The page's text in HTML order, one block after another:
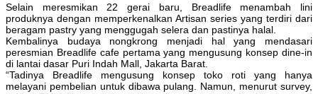
Selain meresmikan 22 gerai baru, Breadlife menambah lini
produknya dengan memperkenalkan Artisan series yang terdiri dari
beragam pastry yang menggugah selera dan pastinya halal.
Kembalinya budaya nongkrong menjadi hal yang mendasari
peresmian Breadlife cafe pertama yang mengusung konsep dine-in
di lantai dasar Puri Indah Mall, Jakarta Barat.
“Tadinya Breadlife mengusung konsep toko roti yang hanya
melayani pembelian untuk dibawa pulang. Namun, menurut survey,